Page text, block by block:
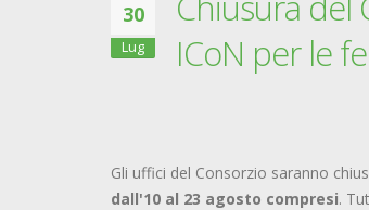
30
Lug
ICoN per le
Gli uffici del Consorzio saranno
dall'10 al 23 agosto compresi.